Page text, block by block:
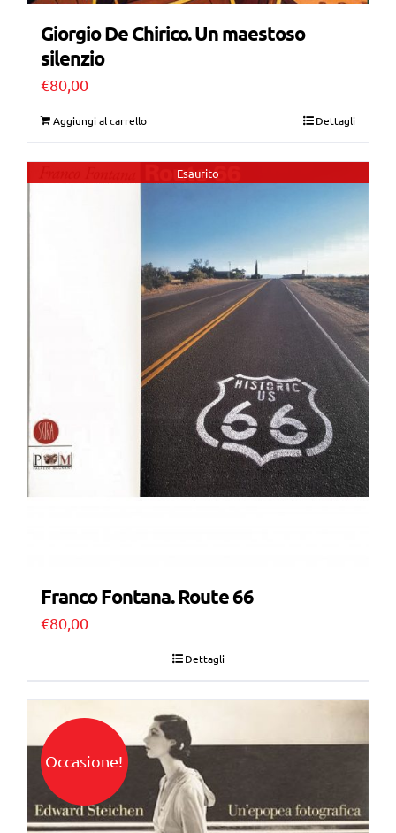
Giorgio De Chirico. Un maestoso
silenzio
€80,00
Aggiungi al carrello Dettagli
Esaurito
Franco Fontana. Route 66
€80,00
Dettagli
Occasione!